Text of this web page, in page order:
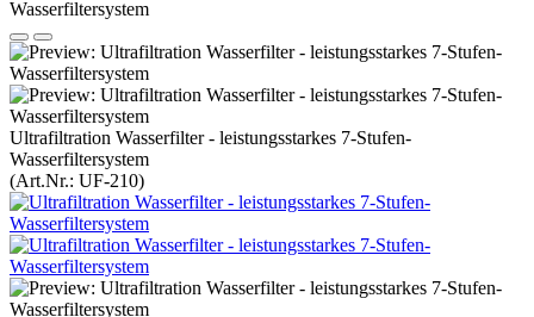
Ultrafiltration Wasserfilter - leistungsstarkes 7-Stufen-
Wasserfiltersystem
(Art.Nr.: UF-210)